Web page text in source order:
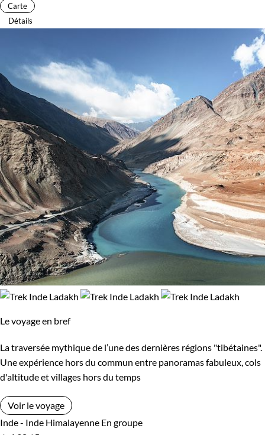
Carte
Détails
Le voyage en bref
La traversée mythique de l’une des dernières régions "tibétaines".
Une expérience hors du commun entre panoramas fabuleux, cols
d'altitude et villages hors du temps
Voir le voyage
Inde - Inde Himalayenne En groupe